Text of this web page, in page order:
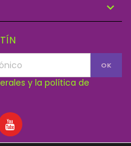

y la política de